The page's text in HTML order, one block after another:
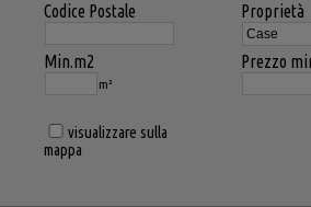
Codice Postale Proprietà
Min.m2
m²
Prezzo
visualizzare sulla
mappa